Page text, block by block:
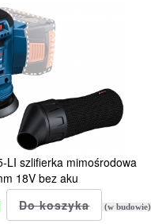
LI szlifierka mimośrodowa
18V bez aku
(w budowie)